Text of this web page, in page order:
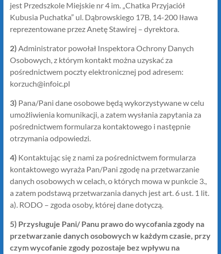
jest Przedszkole Miejskie nr 4 im. „Chatka Przyjaciół
Kubusia Puchatka” ul. Dąbrowskiego 17B, 14-200 Iława
reprezentowane przez Anetę Stawirej – dyrektora.
2) Administrator powołał Inspektora Ochrony Danych
Osobowych, z którym kontakt można uzyskać za
pośrednictwem poczty elektronicznej pod adresem:
korzuch@infoic.pl
3) Pana/Pani dane osobowe będą wykorzystywane w celu
umożliwienia komunikacji, a zatem wysłania zapytania za
pośrednictwem formularza kontaktowego i następnie
otrzymania odpowiedzi.
4) Kontaktując się z nami za pośrednictwem formularza
kontaktowego wyraża Pan/Pani zgodę na przetwarzanie
danych osobowych w celach, o których mowa w punkcie 3.,
a zatem podstawą przetwarzania danych jest art. 6 ust. 1 lit.
a). RODO – zgoda osoby, której dane dotyczą.
5) Przysługuje Pani/ Panu prawo do wycofania zgody na
przetwarzanie danych osobowych w każdym czasie, przy
czym wycofanie zgody pozostaje bez wpływu na